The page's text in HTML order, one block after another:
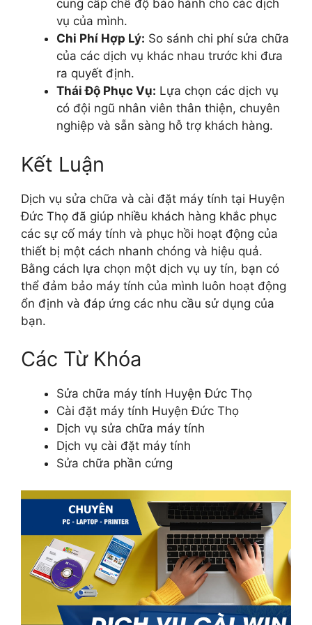
cung cấp chế độ bảo hành cho các dịch
vụ của mình.
Chi Phí Hợp Lý: So sánh chi phí sửa chữa
của các dịch vụ khác nhau trước khi đưa
ra quyết định.
Thái Độ Phục Vụ: Lựa chọn các dịch vụ
có đội ngũ nhân viên thân thiện, chuyên
nghiệp và sẵn sàng hỗ trợ khách hàng.
Kết Luận
Dịch vụ sửa chữa và cài đặt máy tính tại Huyện
Đức Thọ đã giúp nhiều khách hàng khắc phục
các sự cố máy tính và phục hồi hoạt động của
thiết bị một cách nhanh chóng và hiệu quả.
Bằng cách lựa chọn một dịch vụ uy tín, bạn có
thể đảm bảo máy tính của mình luôn hoạt động
ổn định và đáp ứng các nhu cầu sử dụng của
bạn.
Các Từ Khóa
Sửa chữa máy tính Huyện Đức Thọ
Cài đặt máy tính Huyện Đức Thọ
Dịch vụ sửa chữa máy tính
Dịch vụ cài đặt máy tính
Sửa chữa phần cứng